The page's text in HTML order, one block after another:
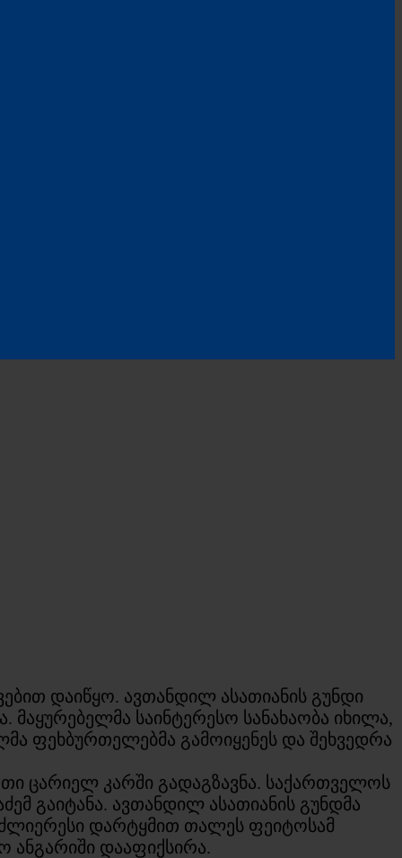
დაიწყო. ავთანდილ ასათიანის გუნდი
მაყურებელმა საინტერესო სანახაობა იხილა,
ფეხბურთელებმა გამოიყენეს და შეხვედრა
ცარიელ კარში გადაგზავნა. საქართველოს
გაიტანა. ავთანდილ ასათიანის გუნდმა
დარტყმით თალეს ფეიტოსამ
ანგარიში დააფიქსირა.